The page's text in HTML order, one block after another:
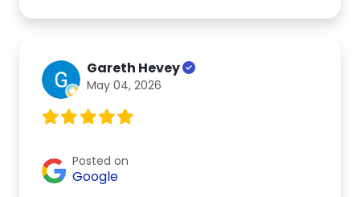
Gareth Hevey
May 04, 2026
Posted on
Google